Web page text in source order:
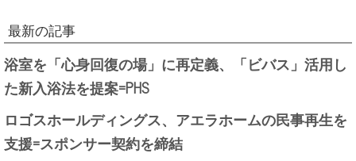
最新の記事
浴室を「心身回復の場」に再定義、「ビバス」活用し
た新入浴法を提案=PHS
ロゴスホールディングス、アエラホームの民事再生を
支援=スポンサー契約を締結